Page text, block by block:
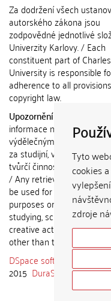
Tyto
cookies
zdroje
Za dodržení všech
autorského zákona jsou
zodpovědné jednotlivé
Univerzity Karlovy. / Each
constituent part of Charles
University is responsible
adherence to all
copyright law.
Upozornění / Notice:
informace nemohou být
výdělečným účelům nebo
za studijní, vědeckou
tvůrčí činnost jiné osoby
/ Any retrieved
be used for any
purposes or claimed as
studying, scientific or any
creative activities of any
other than the author.
DSpace software
2015 DuraSpace